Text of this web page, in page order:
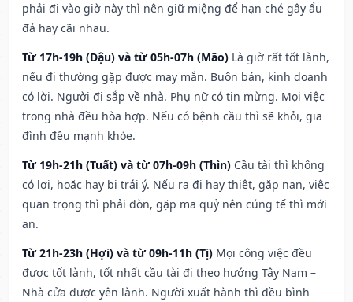
phải đi vào giờ này thì nên giữ miệng để hạn ché gây ẩu
đả hay cãi nhau.
Từ 17h-19h (Dậu) và từ 05h-07h (Mão) Là giờ rất tốt lành,
nếu đi thường gặp được may mắn. Buôn bán, kinh doanh
có lời. Người đi sắp về nhà. Phụ nữ có tin mừng. Mọi việc
trong nhà đều hòa hợp. Nếu có bệnh cầu thì sẽ khỏi, gia
đình đều mạnh khỏe.
Từ 19h-21h (Tuất) và từ 07h-09h (Thìn) Cầu tài thì không
có lợi, hoặc hay bị trái ý. Nếu ra đi hay thiệt, gặp nạn, việc
quan trọng thì phải đòn, gặp ma quỷ nên cúng tế thì mới
an.
Từ 21h-23h (Hợi) và từ 09h-11h (Tị) Mọi công việc đều
được tốt lành, tốt nhất cầu tài đi theo hướng Tây Nam –
Nhà cửa được yên lành. Người xuất hành thì đều bình